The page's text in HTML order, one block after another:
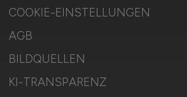
COOKIE-EINSTELLUNGEN
AGB
BILDQUELLEN
KI-TRANSPARENZ